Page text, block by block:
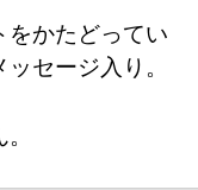
をかたどってい
セージ入り。